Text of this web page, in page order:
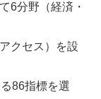
6分野（経済・
クセス）を設
86指標を選